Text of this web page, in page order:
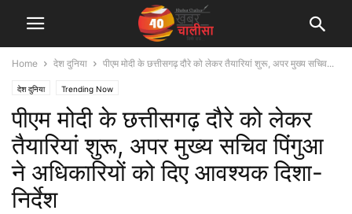
Home देश दुनिया पीएम मोदी के छत्तीसगढ़ दौरे को लेकर तैयारियां शुरू, अपर मुख्य सचिव...
देश दुनिया Trending Now
पीएम मोदी के छत्तीसगढ़ दौरे को लेकर
तैयारियां शुरू, अपर मुख्य सचिव पिंगुआ
ने अधिकारियों को दिए आवश्यक दिशा-
निर्देश